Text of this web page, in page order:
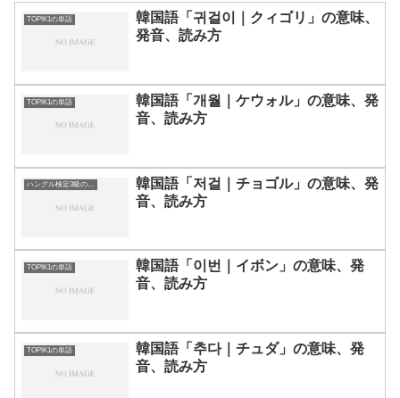
TOPIK1の単語
韓国語「귀걸이｜クィゴリ」の意味、
発音、読み方
TOPIK1の単語
韓国語「개월｜ケウォル」の意味、発
音、読み方
ハングル検定3級の単語
韓国語「저걸｜チョゴル」の意味、発
音、読み方
TOPIK1の単語
韓国語「이번｜イボン」の意味、発
音、読み方
TOPIK1の単語
韓国語「추다｜チュダ」の意味、発
音、読み方